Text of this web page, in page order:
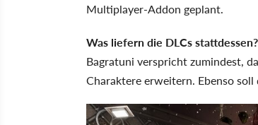
Multiplayer-Addon geplant.
Was liefern die DLCs stattdessen?
Bagratuni verspricht zumindest,
Charaktere erweitern. Ebenso